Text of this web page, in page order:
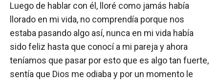
Luego de hablar con él, lloré como jamás había
llorado en mi vida, no comprendía porque nos
estaba pasando algo así, nunca en mi vida había
sido feliz hasta que conocí a mi pareja y ahora
teníamos que pasar por esto que es algo tan fuerte,
sentía que Dios me odiaba y por un momento le